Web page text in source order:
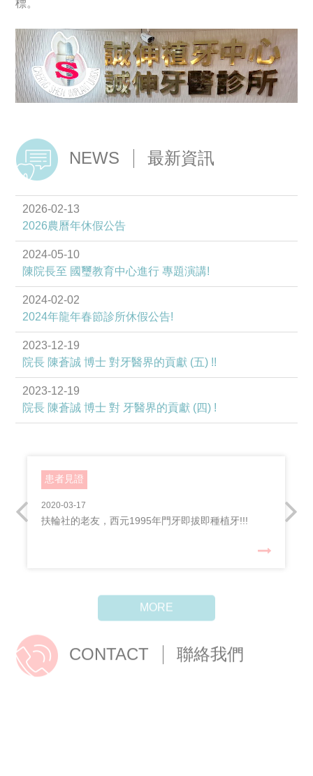
標。
NEWS 最新資訊
2026-02-13
2026農曆年休假公告
2024-05-10
陳院長至 國璽教育中心進行 專題演講!
2024-02-02
2024年龍年春節診所休假公告!
2023-12-19
院長 陳蒼誠 博士 對牙醫界的貢獻 (五) !!
2023-12-19
院長 陳蒼誠 博士 對 牙醫界的貢獻 (四) !
患者見證
2020-03-17
扶輪社的老友，西元1995年門牙即拔即種植牙!!!
MORE
CONTACT 聯絡我們